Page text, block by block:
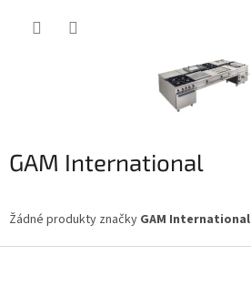
GAM International
Žádné produkty značky GAM International